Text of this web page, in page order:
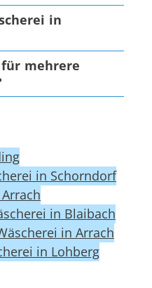
in
mehrere
in Schorndorf
in Blaibach
in Arrach
in Lohberg